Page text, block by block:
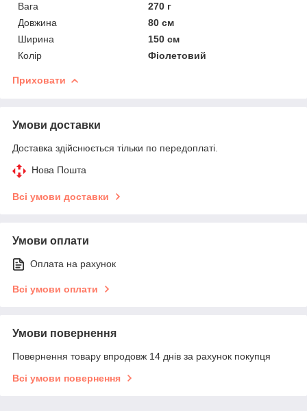
Вага
270 г
Довжина
80 см
Ширина
150 см
Колір
Фіолетовий
Приховати
Умови доставки
Доставка здійснюється тільки по передоплаті.
Нова Пошта
Всі умови доставки
Умови оплати
Оплата на рахунок
Всі умови оплати
Умови повернення
Повернення товару впродовж 14 днів за рахунок покупця
Всі умови повернення